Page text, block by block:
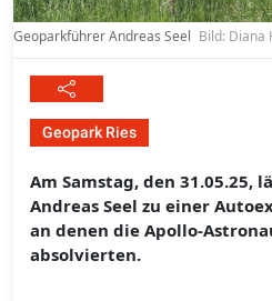
Geoparkführer Andreas Seel Bild: Diana
Geopark Ries
Am Samstag, den 31.05.25,
Andreas Seel zu einer
an denen die Apollo-
absolvierten.